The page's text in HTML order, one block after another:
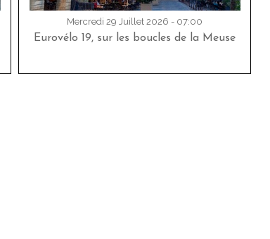
Mercredi 29 Juillet 2026 - 07:00
Eurovélo 19, sur les boucles de la Meuse